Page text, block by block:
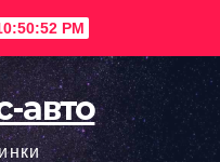
PM
авто